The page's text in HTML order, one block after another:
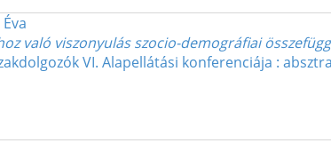
való viszonyulás szocio-demográfiai
VI. Alapellátási konferenciája :